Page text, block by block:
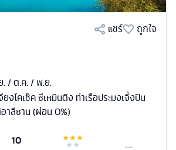
แชร์
ถูกใจ
/ ต.ค. / พ.ย.
ไคเช็ค ซีเหมินติง ท่าเรือประมงเจิ้งปิน
าลีซาน (ผ่อน 0%)
10